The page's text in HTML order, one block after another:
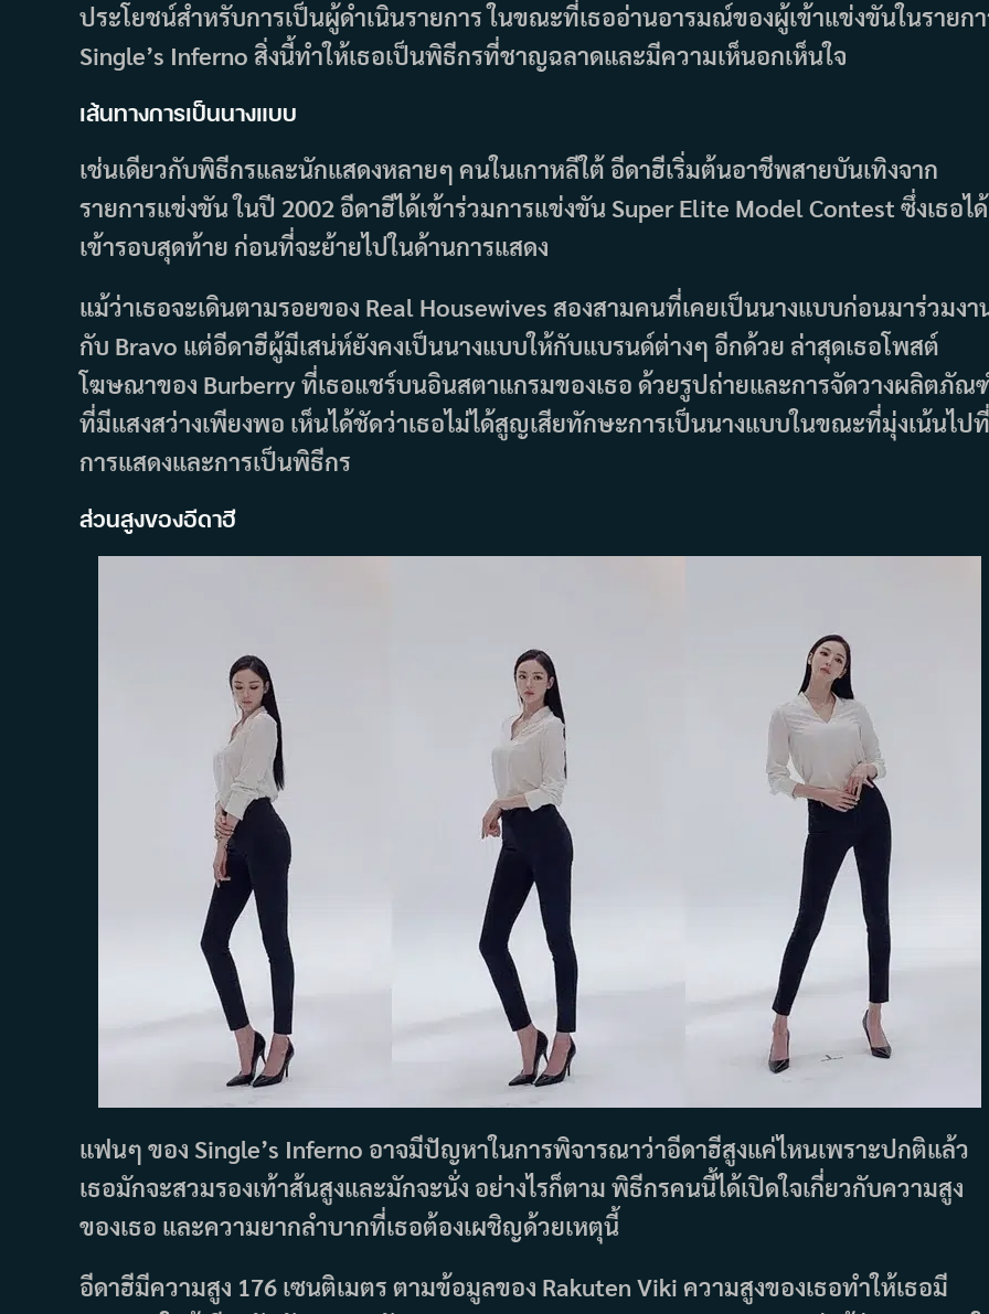
ประโยชน์สำหรับการเป็นผู้ดำเนินรายการ ในขณะที่เธออ่านอารมณ์ของผู้เข้าแข่งขันในรายก
Single’s Inferno สิ่งนี้ทำให้เธอเป็นพิธีกรที่ชาญฉลาดและมีความเห็นอกเห็นใจ
เส้นทางการเป็นนางแบบ
เช่นเดียวกับพิธีกรและนักแสดงหลายๆ คนในเกาหลีใต้ อีดาฮีเริ่มต้นอาชีพสายบันเทิงจาก
รายการแข่งขัน ในปี 2002 อีดาฮีได้เข้าร่วมการแข่งขัน Super Elite Model Contest ซึ่งเธอได้
เข้ารอบสุดท้าย ก่อนที่จะย้ายไปในด้านการแสดง
แม้ว่าเธอจะเดินตามรอยของ Real Housewives สองสามคนที่เคยเป็นนางแบบก่อนมาร่วมงา
กับ Bravo แต่อีดาฮีผู้มีเสน่ห์ยังคงเป็นนางแบบให้กับแบรนด์ต่างๆ อีกด้วย ล่าสุดเธอโพสต์
โฆษณาของ Burberry ที่เธอแชร์บนอินสตาแกรมของเธอ ด้วยรูปถ่ายและการจัดวางผลิตภัณ
ที่มีแสงสว่างเพียงพอ เห็นได้ชัดว่าเธอไม่ได้สูญเสียทักษะการเป็นนางแบบในขณะที่มุ่งเน้นไปที่
การแสดงและการเป็นพิธีกร
ส่วนสูงของอีดาฮี
แฟนๆ ของ Single’s Inferno อาจมีปัญหาในการพิจารณาว่าอีดาฮีสูงแค่ไหนเพราะปกติแล้ว
เธอมักจะสวมรองเท้าส้นสูงและมักจะนั่ง อย่างไรก็ตาม พิธีกรคนนี้ได้เปิดใจเกี่ยวกับความสูง
ของเธอ และความยากลำบากที่เธอต้องเผชิญด้วยเหตุนี้
อีดาฮีมีความสูง 176 เซนติเมตร ตามข้อมูลของ Rakuten Viki ความสูงของเธอทำให้เธอมี